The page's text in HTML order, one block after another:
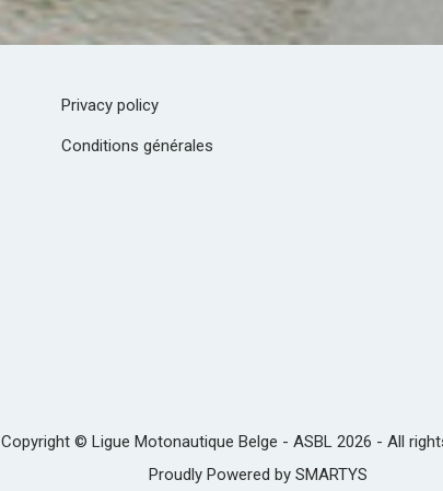
Privacy policy
Conditions générales
Copyright © Ligue Motonautique Belge - ASBL 2026 - All
Proudly Powered by SMARTYS